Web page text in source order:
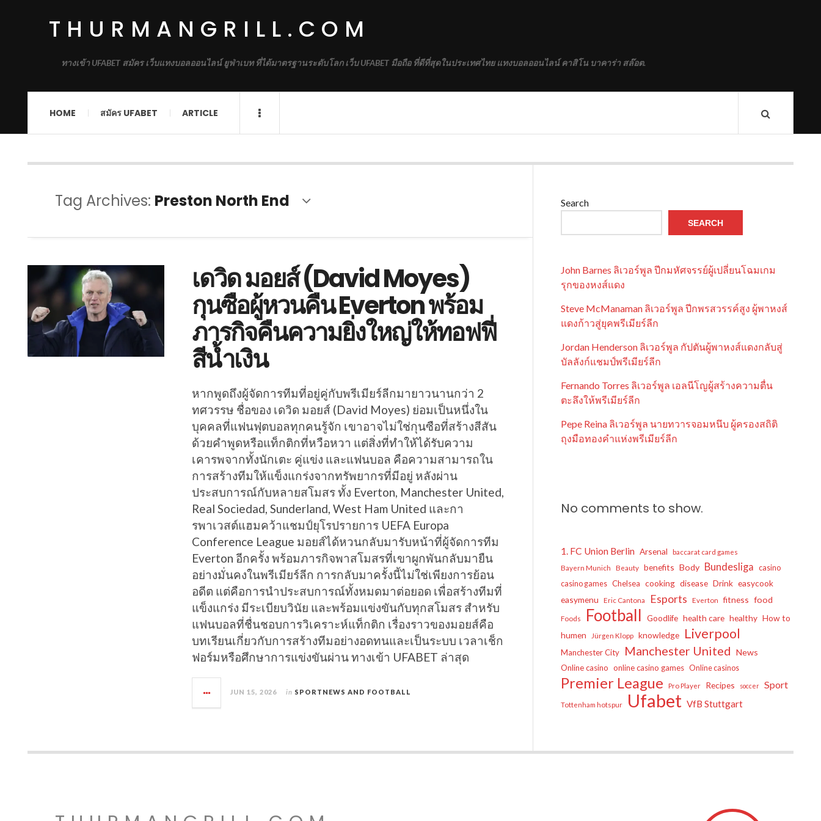
THURMANGRILL.COM
ทางเข้า UFABET สมัคร เว็บแทงบอลออนไลน์ ยูฟ่าเบท ที่ได้มาตรฐานระดับโลก เว็บ UFABET มือถือ ที่ดีที่สุดในประเทศไทย แทงบอลออนไลน์ คาสิโน บาคาร่า สล๊อต.
HOME สมัคร UFABET ARTICLE
Tag Archives: Preston North End
เดวิด มอยส์ (David Moyes)
กุนซือผู้หวนคืน Everton พร้อม
ภารกิจคืนความยิ่งใหญ่ให้ทอฟฟี่
สีน้ำเงิน
หากพูดถึงผู้จัดการทีมที่อยู่คู่กับพรีเมียร์ลีกมายาวนานกว่า 2
ทศวรรษ ชื่อของ เดวิด มอยส์ (David Moyes) ย่อมเป็นหนึ่งใน
บุคคลที่แฟนฟุตบอลทุกคนรู้จัก เขาอาจไม่ใช่กุนซือที่สร้างสีสัน
ด้วยคำพูดหรือแท็กติกที่หวือหวา แต่สิ่งที่ทำให้ได้รับความ
เคารพจากทั้งนักเตะ คู่แข่ง และแฟนบอล คือความสามารถใน
การสร้างทีมให้แข็งแกร่งจากทรัพยากรที่มีอยู่ หลังผ่าน
ประสบการณ์กับหลายสโมสร ทั้ง Everton, Manchester United,
Real Sociedad, Sunderland, West Ham United และกา
รพาเวสต์แฮมคว้าแชมป์ยุโรปรายการ UEFA Europa
Conference League มอยส์ได้หวนกลับมารับหน้าที่ผู้จัดการทีม
Everton อีกครั้ง พร้อมภารกิจพาสโมสรที่เขาผูกพันกลับมายืน
อย่างมั่นคงในพรีเมียร์ลีก การกลับมาครั้งนี้ไม่ใช่เพียงการย้อน
อดีต แต่คือการนำประสบการณ์ทั้งหมดมาต่อยอด เพื่อสร้างทีมที่
แข็งแกร่ง มีระเบียบวินัย และพร้อมแข่งขันกับทุกสโมสร สำหรับ
แฟนบอลที่ชื่นชอบการวิเคราะห์แท็กติก เรื่องราวของมอยส์คือ
บทเรียนเกี่ยวกับการสร้างทีมอย่างอดทนและเป็นระบบ เวลาเช็ก
ฟอร์มหรือศึกษาการแข่งขันผ่าน ทางเข้า UFABET ล่าสุด
JUN 15, 2026 in SPORTNEWS AND FOOTBALL
Search
SEARCH
John Barnes ลิเวอร์พูล ปีกมหัศจรรย์ผู้เปลี่ยนโฉมเกม
รุกของหงส์แดง
Steve McManaman ลิเวอร์พูล ปีกพรสวรรค์สูง ผู้พาหงส์
แดงก้าวสู่ยุคพรีเมียร์ลีก
Jordan Henderson ลิเวอร์พูล กัปตันผู้พาหงส์แดงกลับสู่
บัลลังก์แชมป์พรีเมียร์ลีก
Fernando Torres ลิเวอร์พูล เอลนีโญผู้สร้างความตื่น
ตะลึงให้พรีเมียร์ลีก
Pepe Reina ลิเวอร์พูล นายทวารจอมหนึบ ผู้ครองสถิติ
ถุงมือทองคำแห่งพรีเมียร์ลีก
No comments to show.
1. FC Union Berlin Arsenal
baccarat card games
Bayern Munich
Beauty benefits Body Bundesliga casino
casino games Chelsea cooking disease Drink easycook
easymenu
Eric Cantona Esports Everton fitness food
Foods Football Goodlife health care healthy How to
humen
Jürgen Klopp knowledge Liverpool
Manchester City Manchester United News
Online casino online casino games Online casinos
Premier League Pro Player Recipes soccer Sport
Tottenham hotspur Ufabet VfB Stuttgart